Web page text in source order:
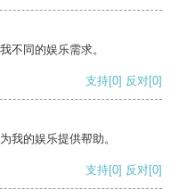
不同的娱乐需求。
支持[0] 反对[0]
我的娱乐提供帮助。
支持[0] 反对[0]